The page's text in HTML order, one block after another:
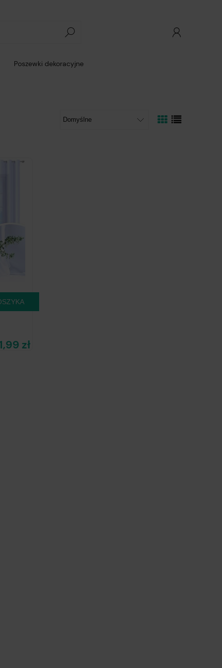
Poszewki dekoracyjne
zł